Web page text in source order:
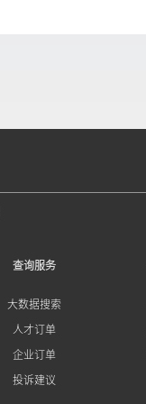
查询服务
大数据搜索
人才订单
企业订单
投诉建议